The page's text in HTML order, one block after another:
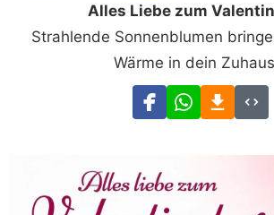
Alles Liebe zum
Strahlende Sonnenblumen
Wärme in dein